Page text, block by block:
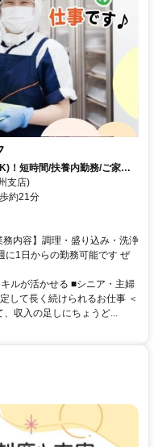
！短時間/扶養内勤務/ご家庭
支店)
約21分
内容】調理・盛り込み・洗浄
に1日からの勤務可能です ぜ
ルが活かせる ■シニア・主婦
して長く続けられるお仕事 ＜
収入の足しにちょうど...